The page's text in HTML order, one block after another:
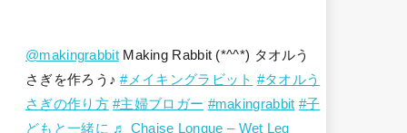
@makingrabbitMaking Rabbit (*^^*) タオルう
さぎを作ろう♪#メイキングラビット #タオルう
さぎの作り方 #主婦ブロガー #makingrabbit #子
どもと一緒に ♬ Chaise Longue – Wet Leg